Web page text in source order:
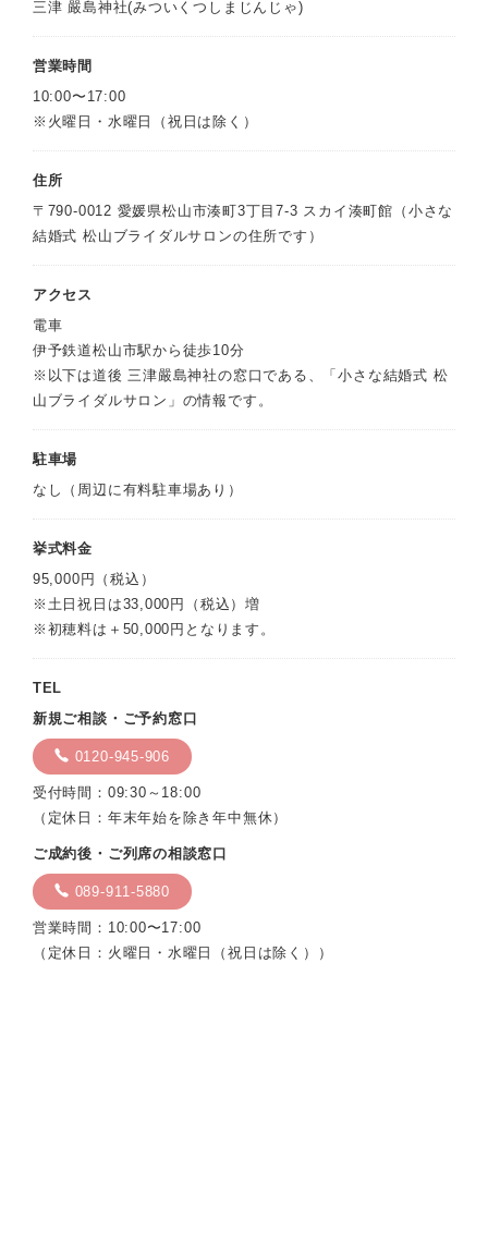
三津 嚴島神社(みついくつしまじんじゃ)
営業時間
10:00〜17:00
※火曜日・水曜日（祝日は除く）
住所
〒790-0012 愛媛県松山市湊町3丁目7-3 スカイ湊町館（小さな
結婚式 松山ブライダルサロンの住所です）
アクセス
電車
伊予鉄道松山市駅から徒歩10分
※以下は道後 三津嚴島神社の窓口である、「小さな結婚式 松
山ブライダルサロン」の情報です。
駐車場
なし（周辺に有料駐車場あり）
挙式料金
95,000円（税込）
※土日祝日は33,000円（税込）増
※初穂料は＋50,000円となります。
TEL
新規ご相談・ご予約窓口
0120-945-906
受付時間：09:30～18:00
（定休日：年末年始を除き年中無休）
ご成約後・ご列席の相談窓口
089-911-5880
営業時間：10:00〜17:00
（定休日：火曜日・水曜日（祝日は除く））